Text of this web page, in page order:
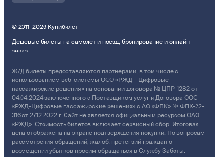
© 2011–2026 Купибилет
Дешевые билеты на самолет и поезд, бронирование и онлайн-
заказ
Ж/Д билеты предоставляются партнёрами, в том числе с
использованием веб-системы ООО «РЖД – Цифровые
пассажирские решения» на основании договора № ЦПР-1282 от
04.04.2024 заключенного с Поставщиком услуг и Договора ООО
«РЖД-Цифровые пассажирские решения» с АО «ФПК» № ФПК-22-
316 от 27.12.2022 г. Сайт не является официальным ресурсом ОАО
«РЖД». Стоимость билетов включает сервисный сбор. Итоговая
цена отображена на экране подтверждения покупки. По вопросам
рассмотрения обращений, жалоб, претензий граждан о
возмещении убытков просим обращаться в Службу Заботы.